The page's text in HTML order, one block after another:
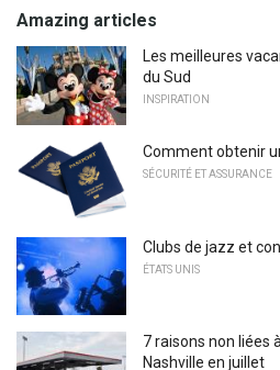
Amazing articles
Les meilleures
du Sud
INSPIRATION
Comment obtenir
SÉCURITÉ ET ASSURANCE
Clubs de jazz et
ÉTATS UNIS
7 raisons non liées
Nashville en juillet